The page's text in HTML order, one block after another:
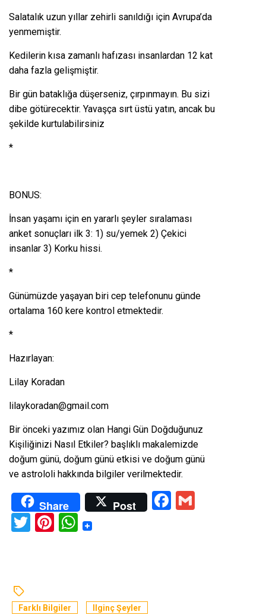
Salatalık uzun yıllar zehirli sanıldığı için Avrupa’da
yenmemiştir.
Kedilerin kısa zamanlı hafızası insanlardan 12 kat
daha fazla gelişmiştir.
Bir gün bataklığa düşerseniz, çırpınmayın. Bu sizi
dibe götürecektir. Yavaşça sırt üstü yatın, ancak bu
şekilde kurtulabilirsiniz
*
BONUS:
İnsan yaşamı için en yararlı şeyler sıralaması
anket sonuçları ilk 3: 1) su/yemek 2) Çekici
insanlar 3) Korku hissi.
*
Günümüzde yaşayan biri cep telefonunu günde
ortalama 160 kere kontrol etmektedir.
*
Hazırlayan:
Lilay Koradan
lilaykoradan@gmail.com
Bir önceki yazımız olan Hangi Gün Doğduğunuz
Kişiliğinizi Nasıl Etkiler? başlıklı makalemizde
doğum günü, doğum günü etkisi ve doğum günü
ve astrololi hakkında bilgiler verilmektedir.
Share Post Facebook
Twitter
Pinterest
WhatsApp
Farklı Bilgiler Ilginç Şeyler